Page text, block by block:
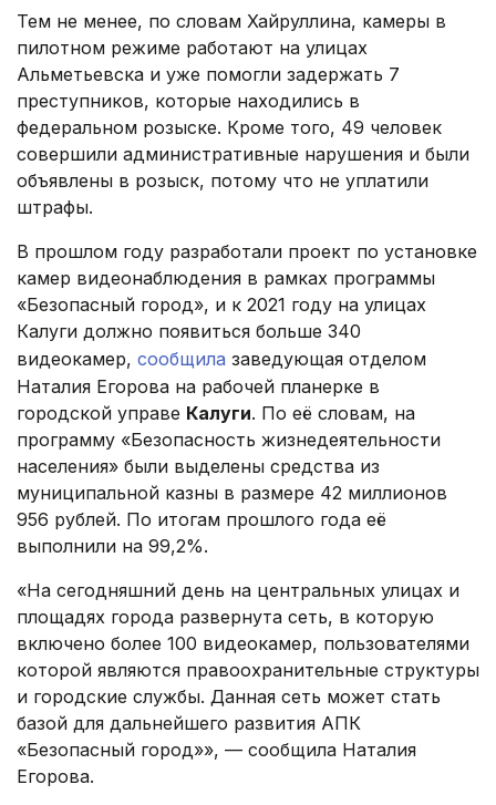
Тем не менее, по словам Хайруллина, камеры в
пилотном режиме работают на улицах
Альметьевска и уже помогли задержать 7
преступников, которые находились в
федеральном розыске. Кроме того, 49 человек
совершили административные нарушения и были
объявлены в розыск, потому что не уплатили
штрафы.
В прошлом году разработали проект по установке
камер видеонаблюдения в рамках программы
«Безопасный город», и к 2021 году на улицах
Калуги должно появиться больше 340
видеокамер, сообщила заведующая отделом
Наталия Егорова на рабочей планерке в
городской управе Калуги. По её словам, на
программу «Безопасность жизнедеятельности
населения» были выделены средства из
муниципальной казны в размере 42 миллионов
956 рублей. По итогам прошлого года её
выполнили на 99,2%.
«На сегодняшний день на центральных улицах и
площадях города развернута сеть, в которую
включено более 100 видеокамер, пользователями
которой являются правоохранительные структуры
и городские службы. Данная сеть может стать
базой для дальнейшего развития АПК
«Безопасный город»», — сообщила Наталия
Егорова.